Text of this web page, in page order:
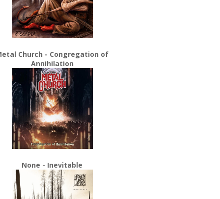
Church - Congregation of
Annihilation
None - Inevitable